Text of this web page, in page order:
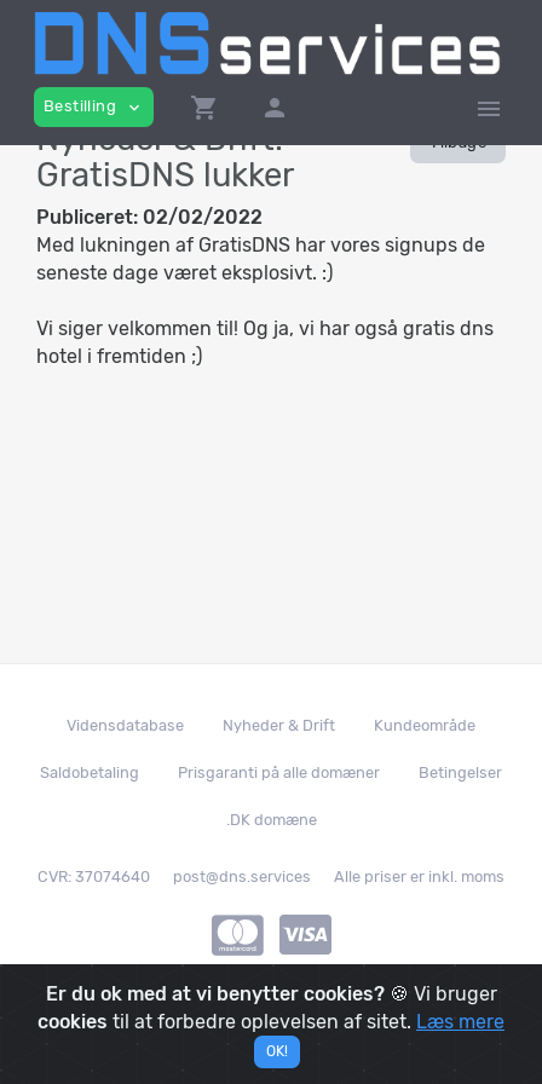
Bestilling expand_more shopping_cart person menu
Tilbage
Nyheder & Drift:
GratisDNS lukker
Publiceret: 02/02/2022
Med lukningen af GratisDNS har vores signups de
seneste dage været eksplosivt. :)
Vi siger velkommen til! Og ja, vi har også gratis dns
hotel i fremtiden ;)
Vidensdatabase Nyheder & Drift Kundeområde
Saldobetaling Prisgaranti på alle domæner Betingelser
.DK domæne
CVR: 37074640 post@dns.services Alle priser er inkl. moms
© 2019 - 2026 | DNS.services | We made it with in Denmark
And it's powered by
Er du ok med at vi benytter cookies?🍪 Vi bruger
cookies til at forbedre oplevelsen af sitet. Læs mere
OK!